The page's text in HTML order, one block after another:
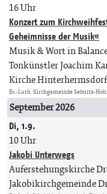
16 Uhr
Konzert zum
Geheimnisse der Musik«
Musik & Wort in
Tonkünstler Joachim
Kirche Hinterhermsdorf
Ev.-Luth. Kirchgemeinde Sebnitz-
September 2026
Di, 1.9.
10 Uhr
Jakobi Unterwegs
Auferstehungskirche
Jakobikirchgemeinde